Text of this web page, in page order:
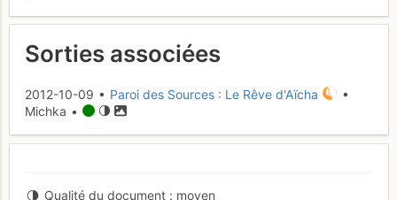
Sorties associées
2012-10-09 • Paroi des Sources : Le Rêve d'Aïcha
•
Michka •
Qualité du document moyen